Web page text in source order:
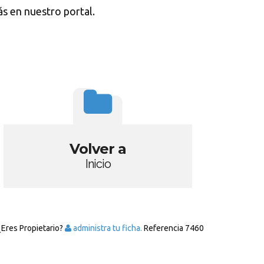
en nuestro portal.
Volver a
Inicio
Propietario? administra tu ficha. Referencia 7460